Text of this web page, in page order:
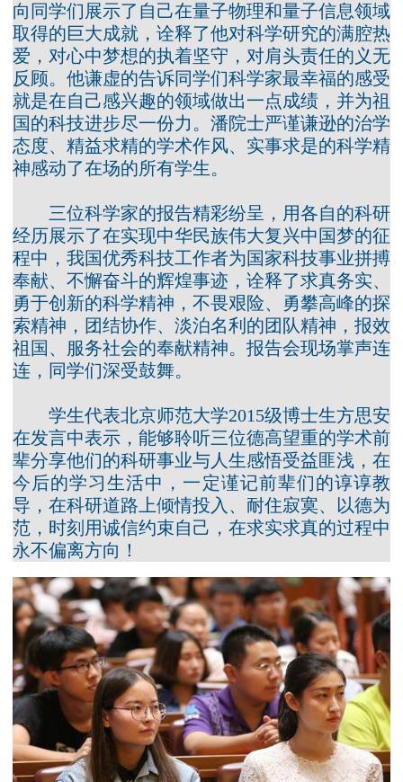
向同学们展示了自己在量子物理和量子信息领域
取得的巨大成就，诠释了他对科学研究的满腔热
爱，对心中梦想的执着坚守，对肩头责任的义无
反顾。他谦虚的告诉同学们科学家最幸福的感受
就是在自己感兴趣的领域做出一点成绩，并为祖
国的科技进步尽一份力。潘院士严谨谦逊的治学
态度、精益求精的学术作风、实事求是的科学精
神感动了在场的所有学生。
三位科学家的报告精彩纷呈，用各自的科研
经历展示了在实现中华民族伟大复兴中国梦的征
程中，我国优秀科技工作者为国家科技事业拼搏
奉献、不懈奋斗的辉煌事迹，诠释了求真务实、
勇于创新的科学精神，不畏艰险、勇攀高峰的探
索精神，团结协作、淡泊名利的团队精神，报效
祖国、服务社会的奉献精神。报告会现场掌声连
连，同学们深受鼓舞。
学生代表北京师范大学2015级博士生方思安
在发言中表示，能够聆听三位德高望重的学术前
辈分享他们的科研事业与人生感悟受益匪浅，在
今后的学习生活中，一定谨记前辈们的谆谆教
导，在科研道路上倾情投入、耐住寂寞、以德为
范，时刻用诚信约束自己，在求实求真的过程中
永不偏离方向！